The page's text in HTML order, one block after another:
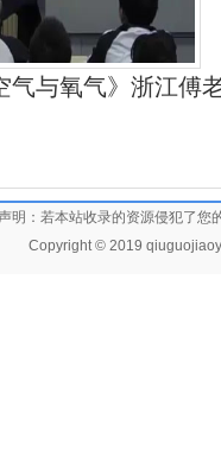
气与氧气》浙江傅
明：若本站收录的资源侵犯了您
Copyright © 2019